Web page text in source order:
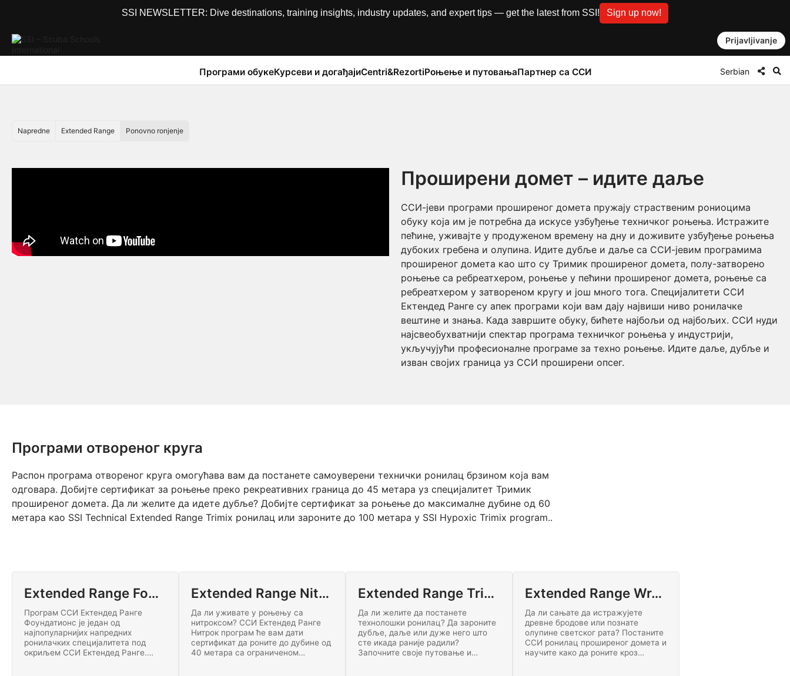
SSI NEWSLETTER: Dive destinations, training insights, industry updates, and expert tips — get the latest from SSI! Sign up now!
Prijavljivanje
Програми обукеКурсеви и догађајиCentri&RezortiРоњење и путовањаПартнер са ССИ Serbian
Napredne Extended Range Ponovno ronjenje
Проширени домет – идите даље
ССИ-јеви програми проширеног домета пружају страственим рониоцима
обуку која им је потребна да искусе узбуђење техничког роњења. Истражите
пећине, уживајте у продуженом времену на дну и доживите узбуђење роњења
дубоких гребена и олупина. Идите дубље и даље са ССИ-јевим програмима
проширеног домета као што су Тримик проширеног домета, полу-затворено
роњење са ребреатхером, роњење у пећини проширеног домета, роњење са
ребреатхером у затвореном кругу и још много тога. Специјалитети ССИ
Ектендед Ранге су апек програми који вам дају највиши ниво ронилачке
вештине и знања. Када завршите обуку, бићете најбољи од најбољих. ССИ нуди
најсвеобухватнији спектар програма техничког роњења у индустрији,
укључујући професионалне програме за техно роњење. Идите даље, дубље и
изван својих граница уз ССИ проширени опсег.
Програми отвореног круга
Распон програма отвореног круга омогућава вам да постанете самоуверени технички ронилац брзином која вам
одговара. Добијте сертификат за роњење преко рекреативних граница до 45 метара уз специјалитет Тримик
проширеног домета. Да ли желите да идете дубље? Добијте сертификат за роњење до максималне дубине од 60
метара као SSI Technical Extended Range Trimix ронилац или зароните до 100 метара у SSI Hypoxic Trimix program..
Extended Range Foundations
Програм ССИ Ектендед Ранге
Фоундатионс је један од
најпопуларнијих напредних
ронилачких специјалитета под
окриљем ССИ Ектендед Ранге.
Extended Range Nitrox Diving
Да ли уживате у роњењу са
нитроксом? ССИ Ектендед Ранге
Нитрок програм ће вам дати
сертификат да роните до дубине од
40 метара са ограниченом
Extended Range Trimix
Да ли желите да постанете
технолошки ронилац? Да зароните
дубље, даље или дуже него што
сте икада раније радили?
Започните своје путовање и
Extended Range Wreck Diving
Да ли сањате да истражујете
древне бродове или познате
олупине светског рата? Постаните
ССИ ронилац проширеног домета и
научите како да роните кроз